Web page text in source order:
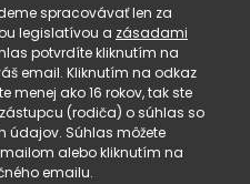
spracovávať len za
legislatívou a zásadami
potvrdíte kliknutím na
email. Kliknutím na odkaz
menej ako 16 rokov, tak ste
(rodiča) o súhlas so
Súhlas môžete
alebo kliknutím na
emailu.